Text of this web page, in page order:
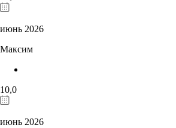
июнь 2026
Максим
10,0
июнь 2026